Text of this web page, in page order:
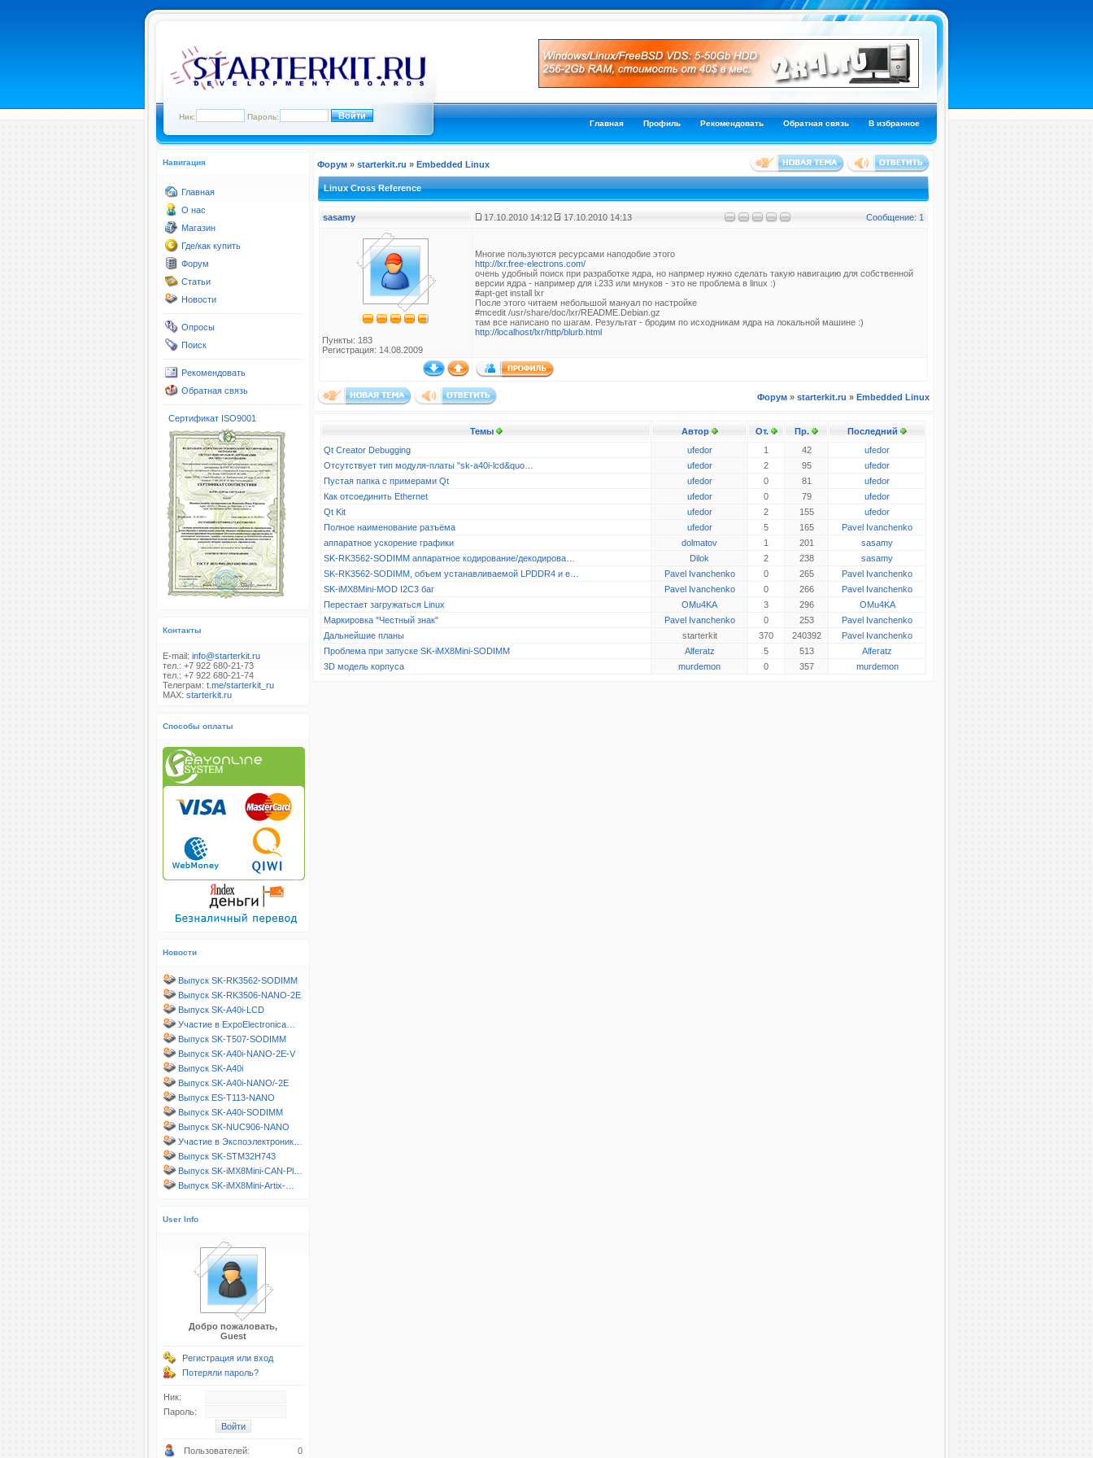
Ник: Пароль:
Главная Профиль Рекомендовать Обратная связь В избранное
Навигация
Главная
О нас
Магазин
Где/как купить
Форум
Статьи
Новости
Опросы
Поиск
Рекомендовать
Обратная связь
Сертификат ISO9001
Контакты
E-mail: info@starterkit.ru
тел.: +7 922 680-21-73
тел.: +7 922 680-21-74
Телеграм: t.me/starterkit_ru
MAX: starterkit.ru
Способы оплаты
Новости
Выпуск SK-RK3562-SODIMM
Выпуск SK-RK3506-NANO-2E
Выпуск SK-A40i-LCD
Участие в ExpoElectronica…
Выпуск SK-T507-SODIMM
Выпуск SK-A40i-NANO-2E-V
Выпуск SK-A40i
Выпуск SK-A40i-NANO/-2E
Выпуск ES-T113-NANO
Выпуск SK-A40i-SODIMM
Выпуск SK-NUC906-NANO
Участие в Экспоэлектроник…
Выпуск SK-STM32H743
Выпуск SK-iMX8Mini-CAN-Pl…
Выпуск SK-iMX8Mini-Artix-…
User Info
Добро пожаловать,
Guest
Регистрация или вход
Потеряли пароль?
Ник:
Пароль:
Пользователей: 0
Форум » starterkit.ru » Embedded Linux
Linux Cross Reference
sasamy 17.10.2010 14:12 17.10.2010 14:13 Сообщение: 1
Пункты: 183
Регистрация: 14.08.2009
Многие пользуются ресурсами наподобие этого
http://lxr.free-electrons.com/
очень удобный поиск при разработке ядра, но напрмер нужно сделать такую навигацию для собственной
версии ядра - например для i.233 или мнуков - это не проблема в linux :)
#apt-get install lxr
После этого читаем небольшой мануал по настройке
#mcedit /usr/share/doc/lxr/README.Debian.gz
там все написано по шагам. Результат - бродим по исходникам ядра на локальной машине :)
http://localhost/lxr/http/blurb.html
Форум » starterkit.ru » Embedded Linux
Темы Автор От. Пр.
Последний
Qt Creator Debugging
ufedor 1 42
ufedor
Отсутствует тип модуля-платы "sk-a40i-lcd&quo…
ufedor 2 95
ufedor
Пустая папка с примерами Qt
ufedor 0 81
ufedor
Как отсоединить Ethernet
ufedor 0 79
ufedor
Qt Kit
ufedor 2 155
ufedor
Полное наименование разъёма
ufedor 5 165
Pavel Ivanchenko
аппаратное ускорение графики
dolmatov 1 201
sasamy
SK-RK3562-SODIMM аппаратное кодирование/декодирова…
Dilok 2 238
sasamy
SK-RK3562-SODIMM, объем устанавливаемой LPDDR4 и e…
Pavel Ivanchenko 0 265
Pavel Ivanchenko
SK-iMX8Mini-MOD I2C3 баг
Pavel Ivanchenko 0 266
Pavel Ivanchenko
Перестает загружаться Linux
OMu4KA 3 296
OMu4KA
Маркировка "Честный знак"
Pavel Ivanchenko 0 253
Pavel Ivanchenko
Дальнейшие планы
starterkit 370 240392
Pavel Ivanchenko
Проблема при запуске SK-iMX8Mini-SODIMM
Alferatz 5 513
Alferatz
3D модель корпуса
murdemon 0 357 murdemon